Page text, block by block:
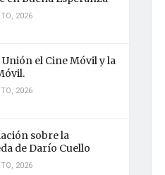
2026
Unión el Cine Móvil y la
2026
sobre la
de Darío Cuello
2026